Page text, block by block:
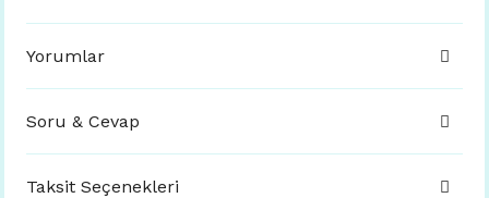
Yorumlar
Soru & Cevap
Taksit Seçenekleri